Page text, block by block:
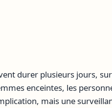
durer plusieurs jours,
enceintes, les
mais une